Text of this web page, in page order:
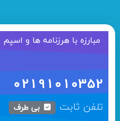
مبارزه با هرزنامه ها و اسپم
02191010352
تلفن ثابت بی طرف